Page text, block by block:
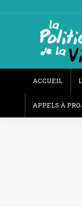
ACCUEIL
APPELS À